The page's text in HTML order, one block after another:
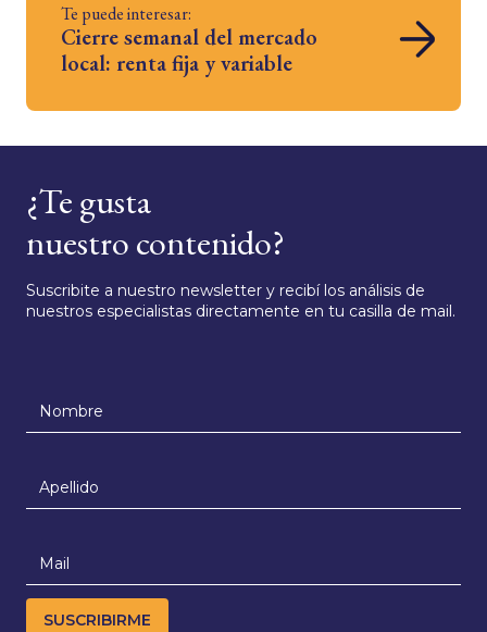
Te puede interesar:
Cierre semanal del mercado
local: renta fija y variable
¿Te gusta
nuestro contenido?
Suscribite a nuestro newsletter y recibí los análisis de
nuestros especialistas directamente en tu casilla de mail.